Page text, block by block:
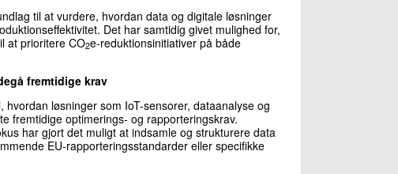
til at vurdere, hvordan data og digitale løsninger
Det har samtidig givet mulighed for,
at prioritere CO2e-reduktionsinitiativer på både
fremtidige krav
løsninger som IoT-sensorer, dataanalyse og
fremtidige optimerings- og rapporteringskrav.
har gjort det muligt at indsamle og strukturere data
EU-rapporteringsstandarder eller specifikke